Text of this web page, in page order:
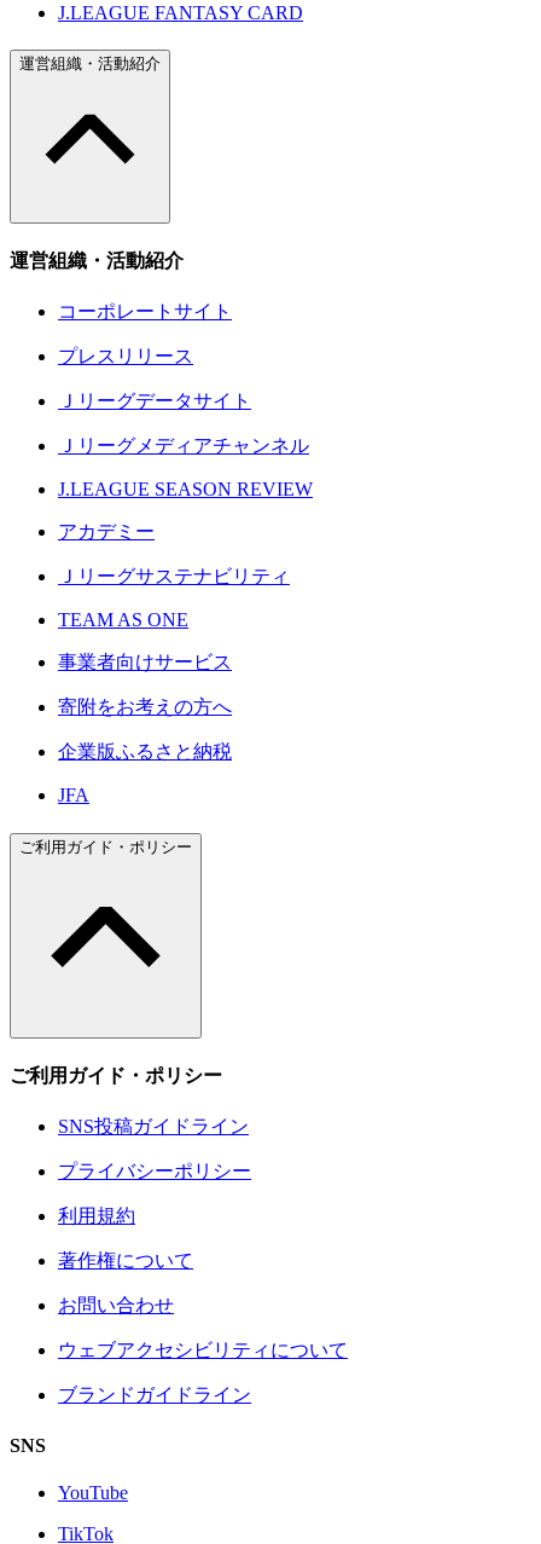
J.LEAGUE FANTASY CARD
運営組織・活動紹介
運営組織・活動紹介
コーポレートサイト
プレスリリース
Ｊリーグデータサイト
Ｊリーグメディアチャンネル
J.LEAGUE SEASON REVIEW
アカデミー
Ｊリーグサステナビリティ
TEAM AS ONE
事業者向けサービス
寄附をお考えの方へ
企業版ふるさと納税
JFA
ご利用ガイド・ポリシー
ご利用ガイド・ポリシー
SNS投稿ガイドライン
プライバシーポリシー
利用規約
著作権について
お問い合わせ
ウェブアクセシビリティについて
ブランドガイドライン
SNS
YouTube
TikTok